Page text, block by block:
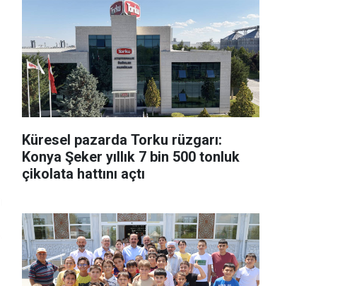
Küresel pazarda Torku rüzgarı:
Konya Şeker yıllık 7 bin 500 tonluk
çikolata hattını açtı